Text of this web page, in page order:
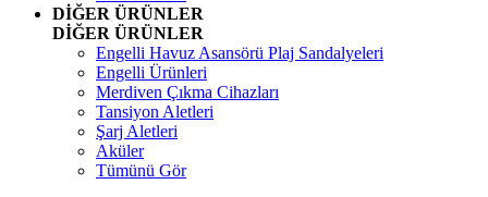
DİĞER ÜRÜNLER
DİĞER ÜRÜNLER
Engelli Havuz Asansörü Plaj Sandalyeleri
Engelli Ürünleri
Merdiven Çıkma Cihazları
Tansiyon Aletleri
Şarj Aletleri
Aküler
Tümünü Gör